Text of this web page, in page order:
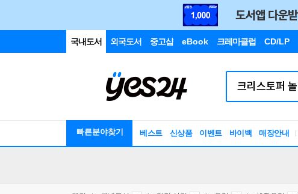
국내도서 외국도서 중고샵 eBook 크레마클럽 CD/LP
빠른분야찾기 베스트 신상품 이벤트 바이백 매장안내